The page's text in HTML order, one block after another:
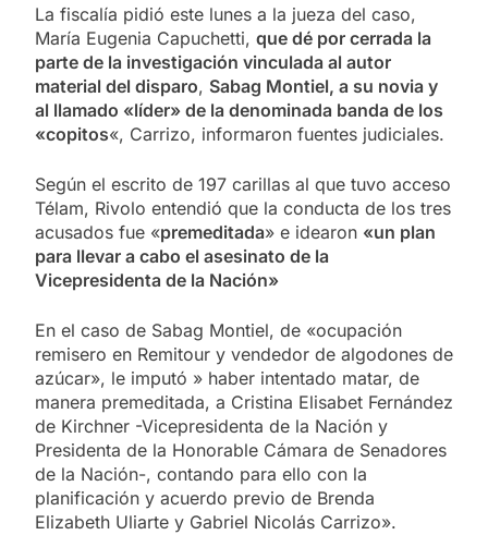
La fiscalía pidió este lunes a la jueza del caso,
María Eugenia Capuchetti, que dé por cerrada la
parte de la investigación vinculada al autor
material del disparo, Sabag Montiel, a su novia y
al llamado «líder» de la denominada banda de los
«copitos«, Carrizo, informaron fuentes judiciales.
Según el escrito de 197 carillas al que tuvo acceso
Télam, Rivolo entendió que la conducta de los tres
acusados fue «premeditada» e idearon «un plan
para llevar a cabo el asesinato de la
Vicepresidenta de la Nación»
En el caso de Sabag Montiel, de «ocupación
remisero en Remitour y vendedor de algodones de
azúcar», le imputó » haber intentado matar, de
manera premeditada, a Cristina Elisabet Fernández
de Kirchner -Vicepresidenta de la Nación y
Presidenta de la Honorable Cámara de Senadores
de la Nación-, contando para ello con la
planificación y acuerdo previo de Brenda
Elizabeth Uliarte y Gabriel Nicolás Carrizo».